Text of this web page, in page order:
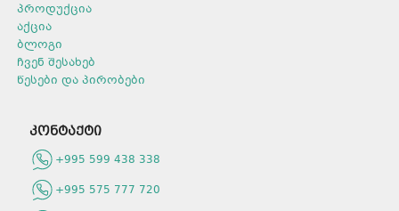
პროდუქცია
აქცია
ბლოგი
ჩვენ შესახებ
წესები და პირობები
კონტაქტი
+995 599 438 338
+995 575 777 720